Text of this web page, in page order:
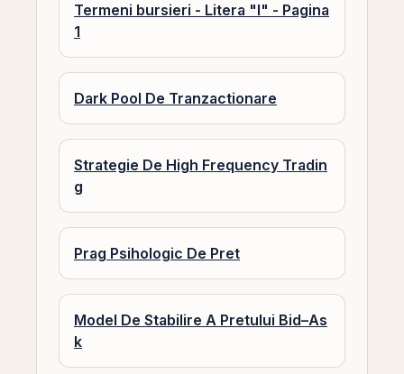
Termeni bursieri - Litera "I" - Pagina
1
Dark Pool De Tranzactionare
Strategie De High Frequency Tradin
g
Prag Psihologic De Pret
Model De Stabilire A Pretului Bid–As
k